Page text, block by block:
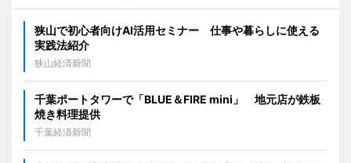
狭山で初心者向けAI活用セミナー 仕事や暮らしに使える
実践法紹介
狭山経済新聞
千葉ポートタワーで「BLUE＆FIRE mini」 地元店が鉄板
焼き料理提供
千葉経済新聞